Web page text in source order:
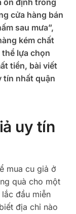
ổn định trong
cửa hàng bán
sau mưa”,
kém chất
lựa chọn
tiền, bài viết
tín nhất quận
uy tín
mua cu giả ở
quà cho một
đầu miễn
địa chỉ nào